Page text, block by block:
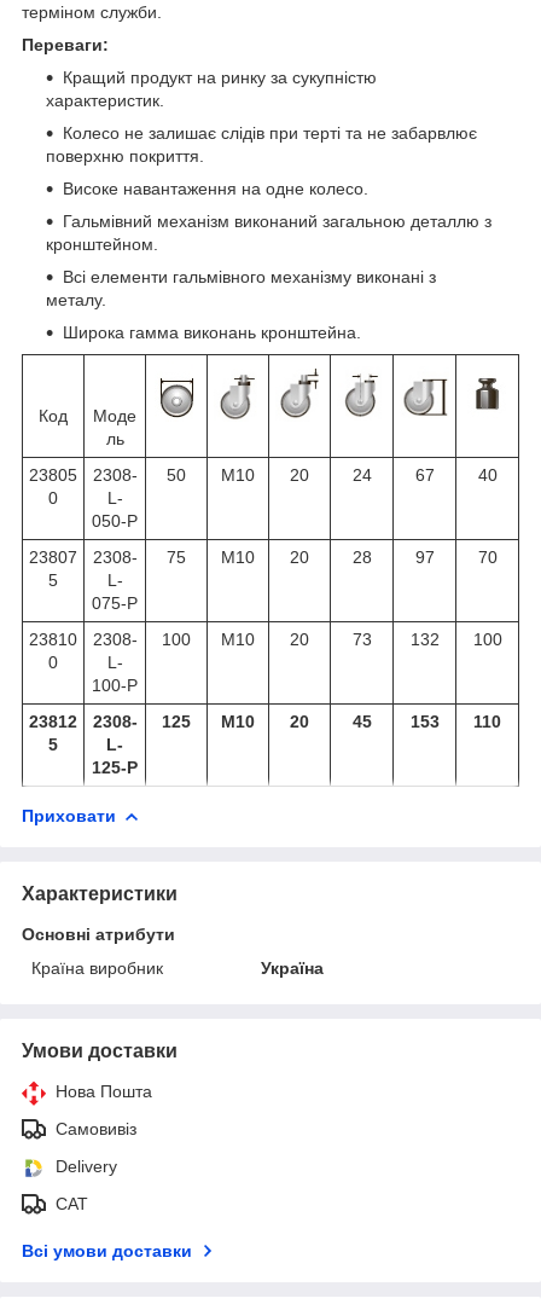
терміном служби.
Переваги:
Кращий продукт на ринку за сукупністю
характеристик.
Колесо не залишає слідів при терті та не забарвлює
поверхню покриття.
Високе навантаження на одне колесо.
Гальмівний механізм виконаний загальною деталлю з
кронштейном.
Всі елементи гальмівного механізму виконані з
металу.
Широка гамма виконань кронштейна.
Код
Моде
ль
23805
0
2308-
L-
050-P
50 М10 20 24 67 40
23807
5
2308-
L-
075-P
75 М10 20 28 97 70
23810
0
2308-
L-
100-P
100 М10 20 73 132 100
23812
5
2308-
L-
125-P
125 М10 20 45 153 110
Приховати
Характеристики
Основні атрибути
Країна виробник
Україна
Умови доставки
Нова Пошта
Самовивіз
Delivery
САТ
Всі умови доставки